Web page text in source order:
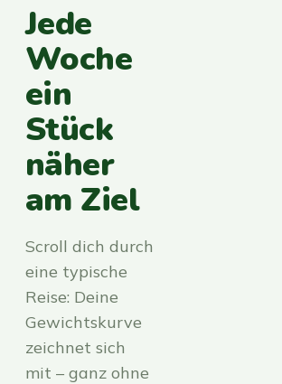
Jede
Woche
ein
Stück
näher
am Ziel
Scroll dich durch
eine typische
Reise: Deine
Gewichtskurve
zeichnet sich
mit – ganz ohne